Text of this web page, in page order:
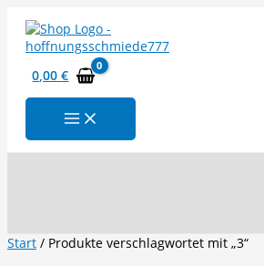
Inhalt
springen
0,00€
Start / Produkte verschlagwortet mit „3“